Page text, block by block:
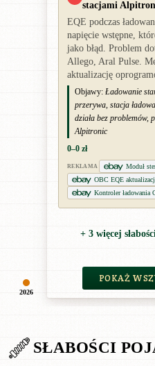
2026
stacjami
EQE podczas
napięcie wstępne,
jako błąd. Problem
Allego, Aral Pulse.
aktualizację
Objawy: Ładowanie
przerywa, stacja
działa bez problemów,
Alpitronic
0–0 zł
REKLAMA
Moduł
OBC EQE
Kontroler ładowania
+ 3 więcej
POKAŻ
SŁABOŚCI